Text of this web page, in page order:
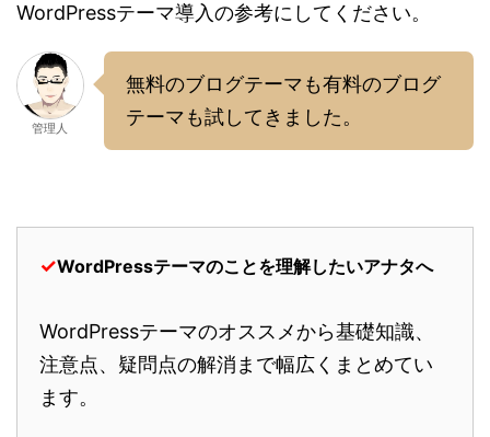
WordPressテーマ導入の参考にしてください。
管理人
無料のブログテーマも有料のブログ
テーマも試してきました。
✓WordPressテーマのことを理解したいアナタへ
WordPressテーマのオススメから基礎知識、
注意点、疑問点の解消まで幅広くまとめてい
ます。